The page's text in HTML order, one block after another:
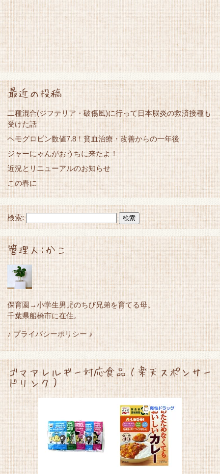
最近の投稿
二種混合(ジフテリア・破傷風)に行って日本脳炎の救済接種も
受けた話
ヘモグロビン数値7.8！貧血治療・改善からの一年後
ジャーにゃんがおうちに来たよ！
近況とリニューアルのお知らせ
この春に
検索:
管理人:かこ
保育園→小学生男児のちび兄弟を育てる母。
千葉県船橋市に在住。
♪ プライバシーポリシー ♪
ゴマアレルギー対応食品（楽天スポンサー
ドリンク）